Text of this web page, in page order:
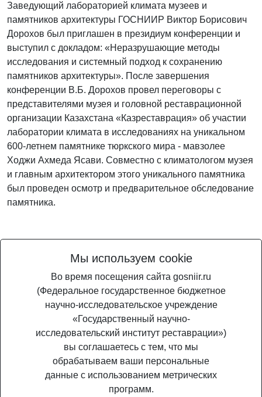
Заведующий лабораторией климата музеев и
памятников архитектуры ГОСНИИР Виктор Борисович
Дорохов был приглашен в президиум конференции и
выступил с докладом: «Неразрушающие методы
исследования и системный подход к сохранению
памятников архитектуры». После завершения
конференции В.Б. Дорохов провел переговоры с
представителями музея и головной реставрационной
организации Казахстана «Казреставрация» об участии
лаборатории климата в исследованиях на уникальном
600-летнем памятнике тюркского мира - мавзолее
Ходжи Ахмеда Ясави. Совместно с климатологом музея
и главным архитектором этого уникального памятника
был проведен осмотр и предварительное обследование
памятника.
Поделиться
Мы используем cookie
Во время посещения сайта gosniir.ru
(Федеральное государственное бюджетное
научно-исследовательское учреждение
«Государственный научно-
исследовательский институт реставрации»)
вы соглашаетесь с тем, что мы
обрабатываем ваши персональные
данные с использованием метрических
программ.